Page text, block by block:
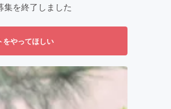
集を終了しました
をやってほしい